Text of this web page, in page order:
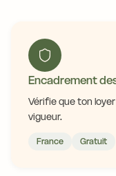
Encadrement
Vérifie que ton
vigueur.
France Gratuit